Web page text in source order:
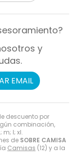
descuento por
combinación,
m; l; xl.
de SOBRE CAMISA
Camisas (12) y a la
y
EMAIL